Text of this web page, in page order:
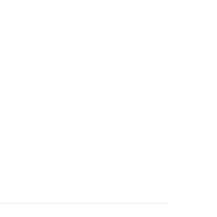
trong việc chăm sóc sức khỏe. Dưới đây là
dịu cơ bắp đau nhức và giảm cơn đau khớp.
làm dịu những vết thương nhỏ, giảm viêm và
da bị đau nhức, viêm khớp hoặc cơ bắp.